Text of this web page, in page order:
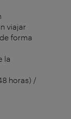
viajar
forma
la
horas) /